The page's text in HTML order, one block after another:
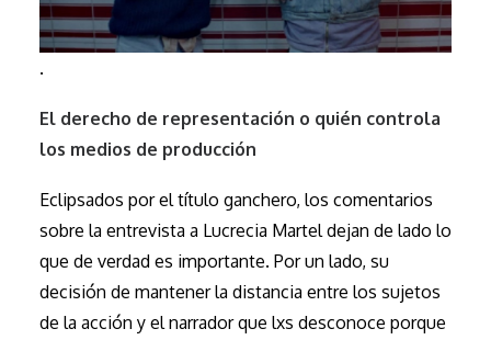
.
El derecho de representación o quién controla
los medios de producción
Eclipsados por el título ganchero, los comentarios
sobre la entrevista a Lucrecia Martel dejan de lado lo
que de verdad es importante. Por un lado, su
decisión de mantener la distancia entre los sujetos
de la acción y el narrador que lxs desconoce porque